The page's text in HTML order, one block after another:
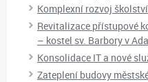
Komplexní rozvoj školství
Revitalizace přístupové
– kostel sv. Barbory v
Konsolidace IT a nové
Zateplení budovy